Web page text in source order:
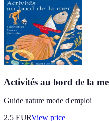
Activités au bord de la
Guide nature mode d'emploi
2.5 EURView price